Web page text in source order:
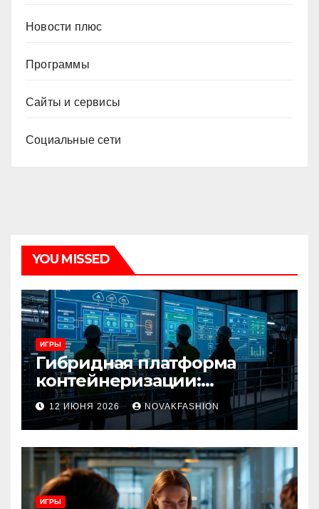
Новости плюс
Программы
Сайты и сервисы
Социальные сети
YOU MISSED
ИГРЫ
Гибридная платформа
контейнеризации:
архитектура, особенности
и сценарии использования
12 ИЮНЯ 2026 NOVAKFASHION
ИГРЫ